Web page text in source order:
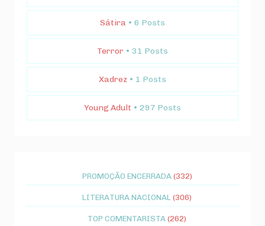
Sátira • 6 Posts
Terror • 31 Posts
Xadrez • 1 Posts
Young Adult • 297 Posts
PROMOÇÃO ENCERRADA (332)
LITERATURA NACIONAL (306)
TOP COMENTARISTA(262)